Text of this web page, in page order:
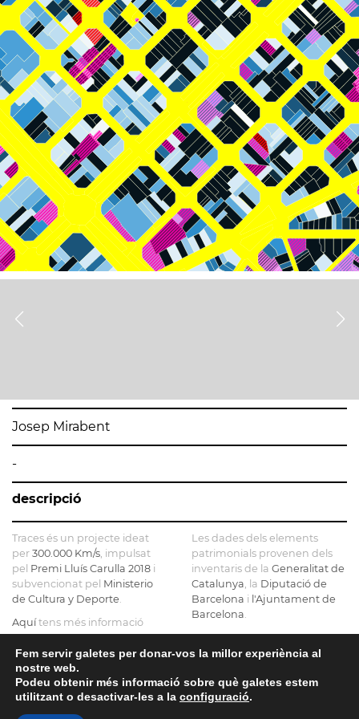
Josep Mirabent
-
descripció
Traces és un projecte ideat
per 300.000 Km/s , impulsat
pel Premi Lluís Carulla 2018 i
subvencionat pel Ministerio
de Cultura y Deporte
Aquítens més informació
sobre el projecte
Si ens vols contactar pots fer-
ho a info@tracesmap.org
Les dades dels elements
patrimonials provenen dels
inventaris de la Generalitat de
Catalunya , la Diputació de
Barcelona i l'Ajuntament de
Barcelona
El mapa base ha estat
realitzat amb dades de la
, l'Institut Cartogràfic i
Geològic de Catalunya
Fem servir galetes per donar-vos la millor experiència al
nostre web.
Podeu obtenir més informació sobre què galetes estem
utilitzant o desactivar-les a la configuració.